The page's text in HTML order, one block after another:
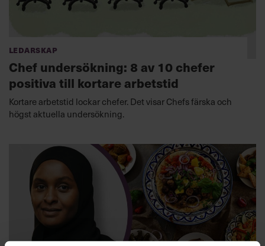
Ledarskap
Chef undersökning: 8 av 10 chefer
positiva till kortare arbetstid
Kortare arbetstid lockar chefer. Det visar Chefs färska och
högst aktuella undersökning.